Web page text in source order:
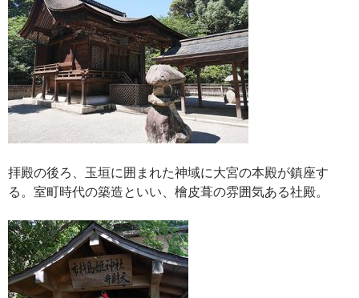
拝殿の後ろ、玉垣に囲まれた神域に大宮の本殿が鎮座す
る。室町時代の築造といい、檜皮葺の雰囲気ある社殿。